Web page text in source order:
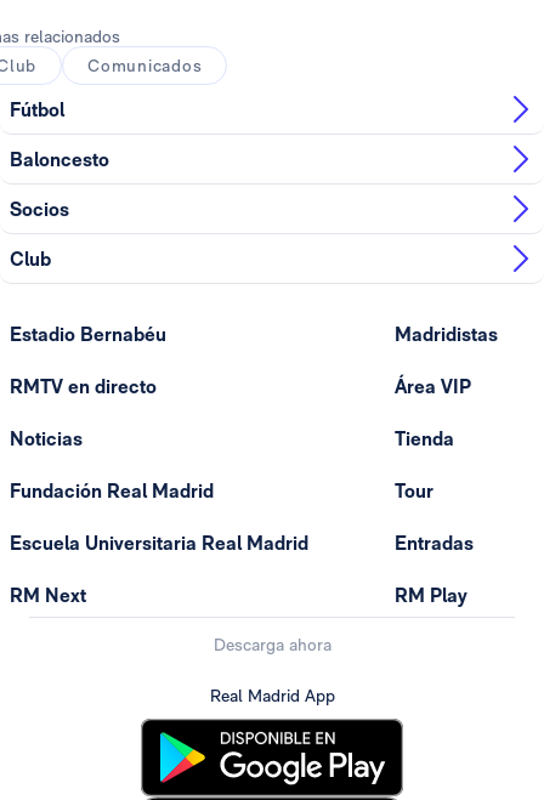
relacionados
Comunicados
Fútbol
Baloncesto
Socios
Club
Estadio Bernabéu
RMTV en directo
Noticias
Fundación Real Madrid
Escuela Universitaria Real Madrid
RM Next
Madridistas
Área VIP
Tienda
Tour
Entradas
RM Play
Descarga ahora
Real Madrid App